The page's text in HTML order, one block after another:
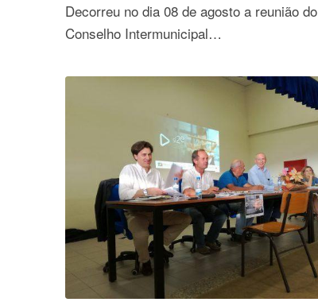
Decorreu no dia 08 de agosto a reunião do
Conselho Intermunicipal…